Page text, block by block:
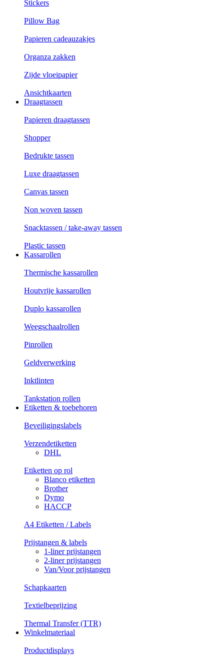
Stickers
Pillow Bag
Papieren cadeauzakjes
Organza zakken
Zijde vloeipapier
Ansichtkaarten
Draagtassen
Papieren draagtassen
Shopper
Bedrukte tassen
Luxe draagtassen
Canvas tassen
Non woven tassen
Snacktassen / take-away tassen
Plastic tassen
Kassarollen
Thermische kassarollen
Houtvrije kassarollen
Duplo kassarollen
Weegschaalrollen
Pinrollen
Geldverwerking
Inktlinten
Tankstation rollen
Etiketten & toebehoren
Beveiligingslabels
Verzendetiketten
DHL
Etiketten op rol
Blanco etiketten
Brother
Dymo
HACCP
A4 Etiketten / Labels
Prijstangen & labels
1-liner prijstangen
2-liner prijstangen
Van/Voor prijstangen
Schapkaarten
Textielbeprijzing
Thermal Transfer (TTR)
Winkelmateriaal
Productdisplays